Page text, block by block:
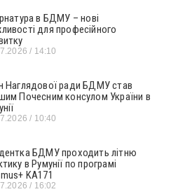
в БДМУ – нові
для професійного
14:10
Наглядової ради БДМУ став
Почесним консулом України в
10:40
БДМУ проходить літню
в Румунії по програмі
KA171
16:02